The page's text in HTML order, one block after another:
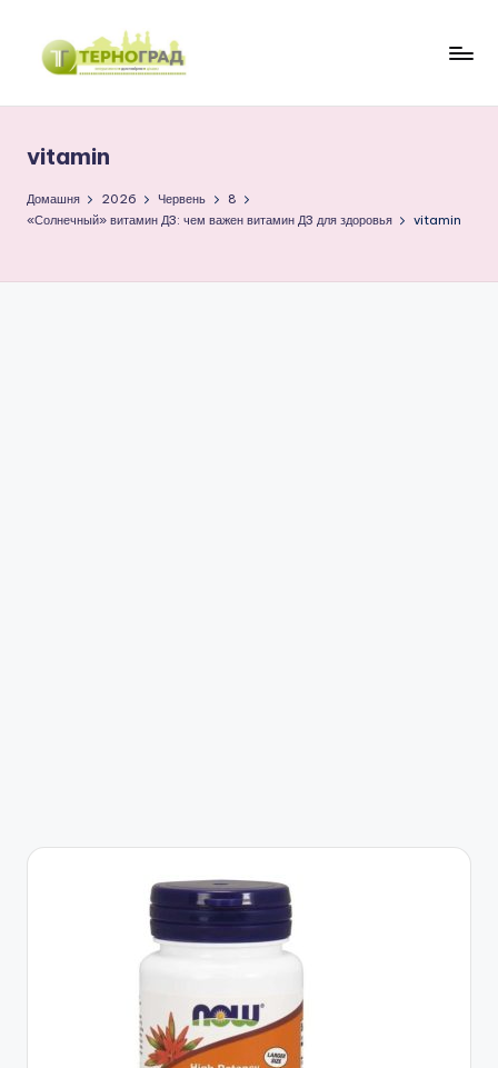
Перейти
р
н
г
цікаво
vitamin
Домашня 2026 Червень
8
«Солнечный» витамин Д3: чем важен витамин Д3 для здоровья
vitamin